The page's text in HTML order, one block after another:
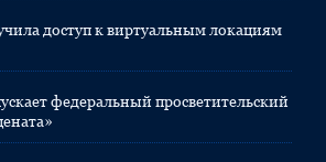
доступ к виртуальным локациям
федеральный просветительский